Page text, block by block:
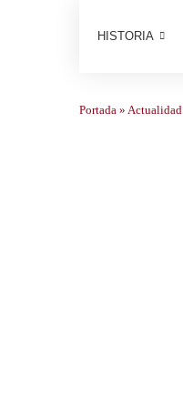
HISTORIA
Portada » Actualidad